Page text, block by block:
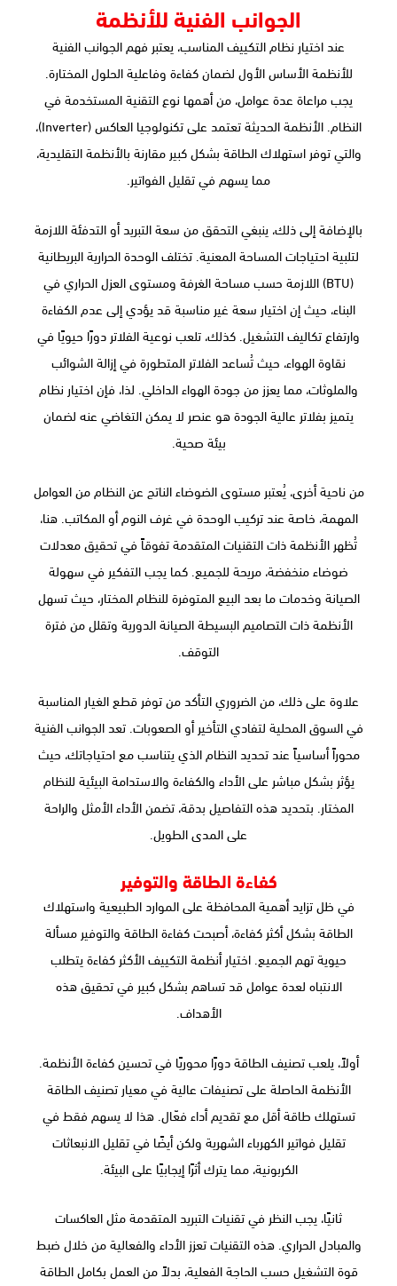
الجوانب الفنية للأنظمة
عند اختيار نظام التكييف المناسب، يعتبر فهم الجوانب الفنية
للأنظمة الأساس الأول لضمان كفاءة وفاعلية الحلول المختارة.
يجب مراعاة عدة عوامل، من أهمها نوع التقنية المستخدمة في
النظام. الأنظمة الحديثة تعتمد على تكنولوجيا العاكس (Inverter)،
والتي توفر استهلاك الطاقة بشكل كبير مقارنة بالأنظمة التقليدية،
مما يسهم في تقليل الفواتير.
بالإضافة إلى ذلك، ينبغي التحقق من سعة التبريد أو التدفئة اللازمة
لتلبية احتياجات المساحة المعنية. تختلف الوحدة الحرارية البريطانية
(BTU) اللازمة حسب مساحة الغرفة ومستوى العزل الحراري في
البناء، حيث إن اختيار سعة غير مناسبة قد يؤدي إلى عدم الكفاءة
وارتفاع تكاليف التشغيل. كذلك، تلعب نوعية الفلاتر دورًا حيويًا في
نقاوة الهواء، حيث تُساعد الفلاتر المتطورة في إزالة الشوائب
والملوثات، مما يعزز من جودة الهواء الداخلي. لذا، فإن اختيار نظام
يتميز بفلاتر عالية الجودة هو عنصر لا يمكن التغاضي عنه لضمان
بيئة صحية.
من ناحية أخرى، يُعتبر مستوى الضوضاء الناتج عن النظام من العوامل
المهمة، خاصة عند تركيب الوحدة في غرف النوم أو المكاتب. هنا،
تُظهر الأنظمة ذات التقنيات المتقدمة تفوقاً في تحقيق معدلات
ضوضاء منخفضة، مريحة للجميع. كما يجب التفكير في سهولة
الصيانة وخدمات ما بعد البيع المتوفرة للنظام المختار، حيث تسهل
الأنظمة ذات التصاميم البسيطة الصيانة الدورية وتقلل من فترة
التوقف.
علاوة على ذلك، من الضروري التأكد من توفر قطع الغيار المناسبة
في السوق المحلية لتفادي التأخير أو الصعوبات. تعد الجوانب الفنية
محوراً أساسياً عند تحديد النظام الذي يتناسب مع احتياجاتك، حيث
يؤثر بشكل مباشر على الأداء والكفاءة والاستدامة البيئية للنظام
المختار. بتحديد هذه التفاصيل بدقة، تضمن الأداء الأمثل والراحة
على المدى الطويل.
كفاءة الطاقة والتوفير
في ظل تزايد أهمية المحافظة على الموارد الطبيعية واستهلاك
الطاقة بشكل أكثر كفاءة، أصبحت كفاءة الطاقة والتوفير مسألة
حيوية تهم الجميع. اختيار أنظمة التكييف الأكثر كفاءة يتطلب
الانتباه لعدة عوامل قد تساهم بشكل كبير في تحقيق هذه
الأهداف.
أولاً، يلعب تصنيف الطاقة دورًا محوريًا في تحسين كفاءة الأنظمة.
الأنظمة الحاصلة على تصنيفات عالية في معيار تصنيف الطاقة
تستهلك طاقة أقل مع تقديم أداء فعّال. هذا لا يسهم فقط في
تقليل فواتير الكهرباء الشهرية ولكن أيضًا في تقليل الانبعاثات
الكربونية، مما يترك أثرًا إيجابيًا على البيئة.
ثانيًا، يجب النظر في تقنيات التبريد المتقدمة مثل العاكسات
والمبادل الحراري. هذه التقنيات تعزز الأداء والفعالية من خلال ضبط
قوة التشغيل حسب الحاجة الفعلية، بدلاً من العمل بكامل الطاقة